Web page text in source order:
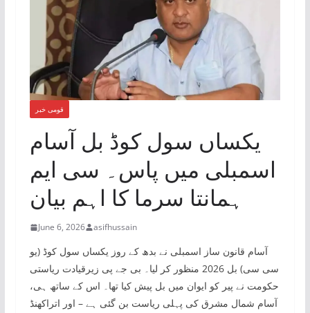
قومی خبر
یکساں سول کوڈ بل آسام
اسمبلی میں پاس۔ سی ایم
ہمانتا سرما کا اہم بیان
June 6, 2026 asifhussain
آسام قانون ساز اسمبلی نے بدھ کے روز یکساں سول کوڈ (یو
سی سی) بل 2026 منظور کر لیا۔ بی جے پی زیرقیادت ریاستی
حکومت نے پیر کو ایوان میں بل پیش کیا تھا۔ اس کے ساتھ ہی،
آسام شمال مشرق کی پہلی ریاست بن گئی ہے – اور اتراکھنڈ